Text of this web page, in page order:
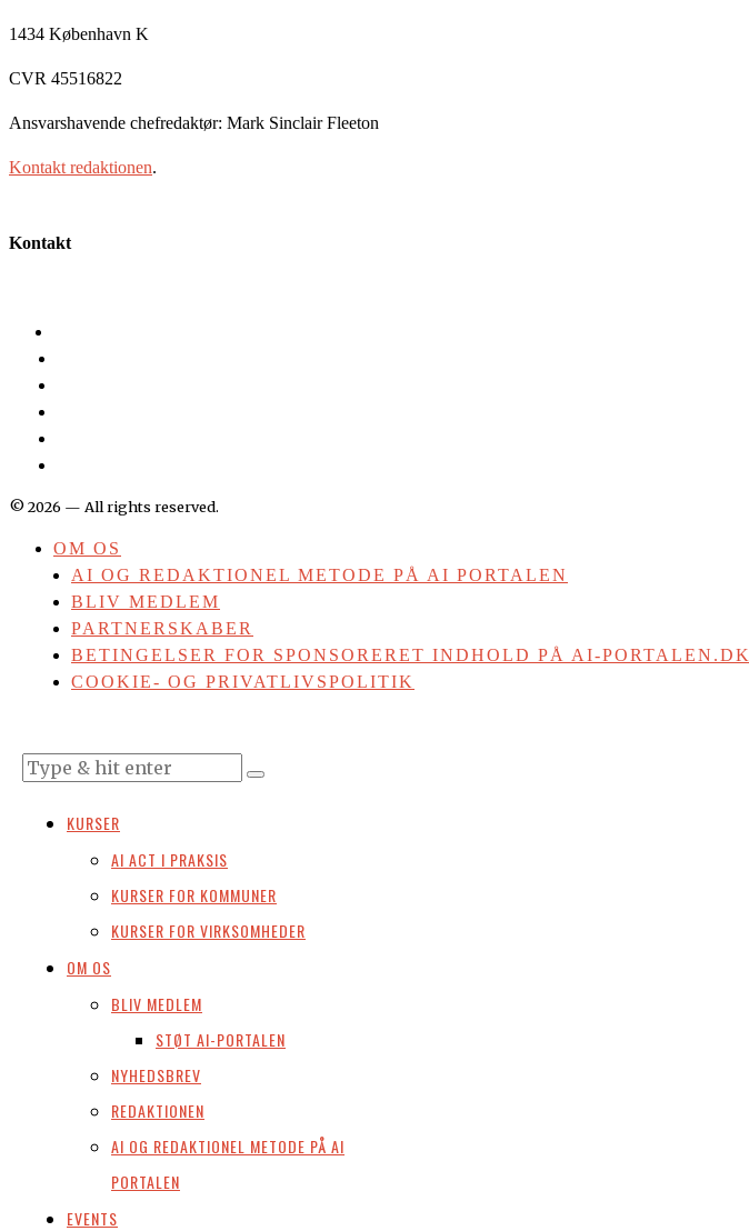
1434 København K
CVR 45516822
Ansvarshavende chefredaktør: Mark Sinclair Fleeton
Kontakt redaktionen.
Kontakt
©2026 — All rights reserved.
OM OS
AI OG REDAKTIONEL METODE PÅ AI PORTALEN
BLIV MEDLEM
PARTNERSKABER
BETINGELSER FOR SPONSORERET INDHOLD PÅ AI-PORTALEN.DK
COOKIE- OG PRIVATLIVSPOLITIK
KURSER
AI ACT I PRAKSIS
KURSER FOR KOMMUNER
KURSER FOR VIRKSOMHEDER
OM OS
BLIV MEDLEM
STØT AI-PORTALEN
NYHEDSBREV
REDAKTIONEN
AI OG REDAKTIONEL METODE PÅ AI
PORTALEN
EVENTS